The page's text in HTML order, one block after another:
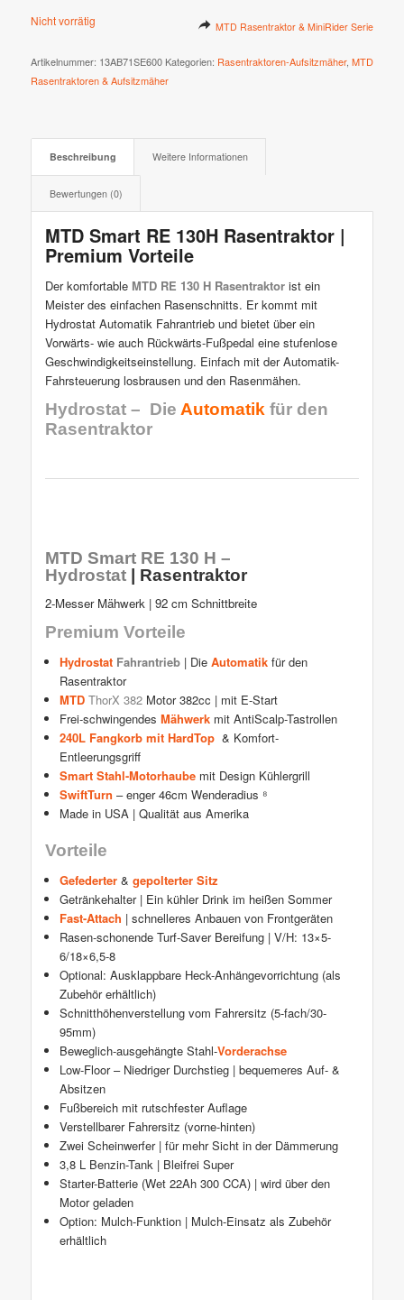
MTD Rasentraktor & MiniRider Serie
Nicht vorrätig
Artikelnummer: 13AB71SE600 Kategorien: Rasentraktoren-Aufsitzmäher, MTD
Rasentraktoren & Aufsitzmäher
Beschreibung Weitere Informationen
Bewertungen (0)
MTD Smart RE 130H Rasentraktor |
Premium Vorteile
Der komfortable MTD RE 130 H Rasentraktorist ein
Meister des einfachen Rasenschnitts. Er kommt mit
Hydrostat Automatik Fahrantrieb und bietet über ein
Vorwärts- wie auch Rückwärts-Fußpedal eine stufenlose
Geschwindigkeitseinstellung. Einfach mit der Automatik-
Fahrsteuerung losbrausen und den Rasenmähen.
Hydrostat – Die Automatik für den
Rasentraktor
MTD Smart RE 130 H –
Hydrostat| Rasentraktor
2-Messer Mähwerk | 92 cm Schnittbreite
Premium Vorteile
Hydrostat Fahrantrieb | DieAutomatik für den
Rasentraktor
MTD ThorX 382 Motor 382cc | mit E-Start
Frei-schwingendesMähwerk mit AntiScalp-Tastrollen
240L Fangkorb mit HardTop & Komfort-
Entleerungsgriff
Smart Stahl-Motorhaube mit Design Kühlergrill
SwiftTurn – enger 46cm Wenderadius ⁸
Made in USA | Qualität aus Amerika
Vorteile
Gefederter & gepolterter Sitz
Getränkehalter | Ein kühler Drink im heißen Sommer
Fast-Attach | schnelleres Anbauen von Frontgeräten
Rasen-schonende Turf-Saver Bereifung | V/H: 13×5-
6/18×6,5-8
Optional: Ausklappbare Heck-Anhängevorrichtung (als
Zubehör erhältlich)
Schnitthöhenverstellung vom Fahrersitz (5-fach/30-
95mm)
Beweglich-ausgehängte Stahl-Vorderachse
Low-Floor – Niedriger Durchstieg | bequemeres Auf- &
Absitzen
Fußbereich mit rutschfester Auflage
Verstellbarer Fahrersitz (vorne-hinten)
Zwei Scheinwerfer | für mehr Sicht in der Dämmerung
3,8 L Benzin-Tank | Bleifrei Super
Starter-Batterie (Wet 22Ah 300 CCA) | wird über den
Motor geladen
Option: Mulch-Funktion | Mulch-Einsatz als Zubehör
erhältlich